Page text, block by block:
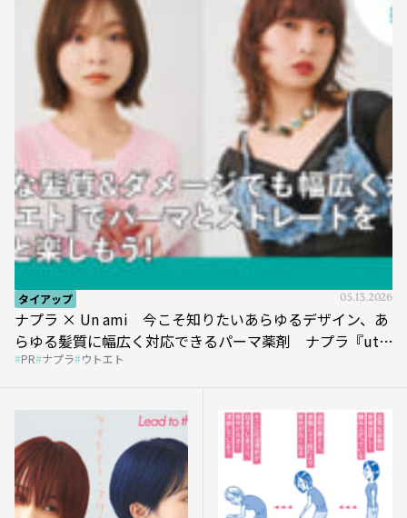
タイアップ 05.13.2026
ナプラ × Un ami 今こそ知りたいあらゆるデザイン、あ
らゆる髪質に幅広く対応できるパーマ薬剤 ナプラ『ut-
et』
PR ナプラ ウトエト